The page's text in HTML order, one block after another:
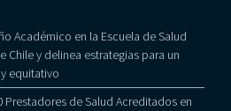
Académico en la Escuela de Salud
Chile y delinea estrategias para un
equitativo
Prestadores de Salud Acreditados en